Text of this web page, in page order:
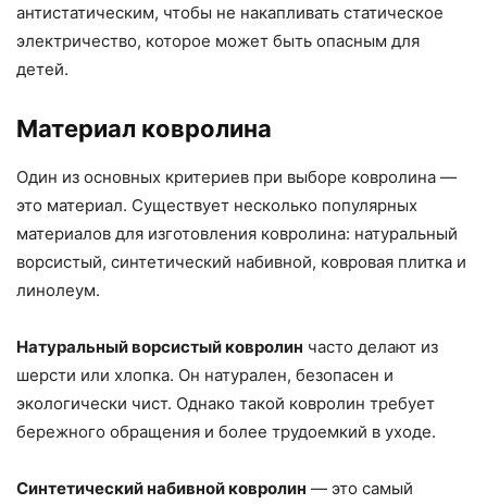
антистатическим, чтобы не накапливать статическое
электричество, которое может быть опасным для
детей.
Материал ковролина
Один из основных критериев при выборе ковролина —
это материал. Существует несколько популярных
материалов для изготовления ковролина: натуральный
ворсистый, синтетический набивной, ковровая плитка и
линолеум.
Натуральный ворсистый ковролин часто делают из
шерсти или хлопка. Он натурален, безопасен и
экологически чист. Однако такой ковролин требует
бережного обращения и более трудоемкий в уходе.
Синтетический набивной ковролин — это самый